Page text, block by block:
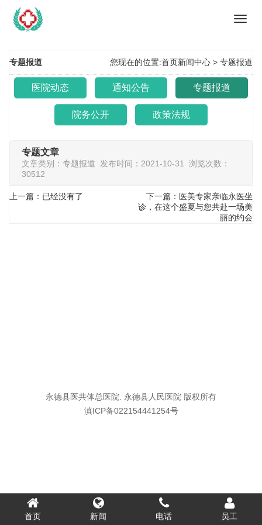
专题报道 您现在的位置:首页新闻中心 > 专题报道
医院动态 通知公告 专题报道
院务公开 政策法规
专题文章
文章类别：专题报道 发布时间：2021-10-31 浏览次数：
30512
上一篇：已经没有了
下一篇：医美专家亲临永医坐
诊，在这个盛夏与您共赴一场美
丽的约会
永德县医共体总医院. 永德县人民医院 版权所有
滇ICP备022154441254号
首页 新闻 电话 员工